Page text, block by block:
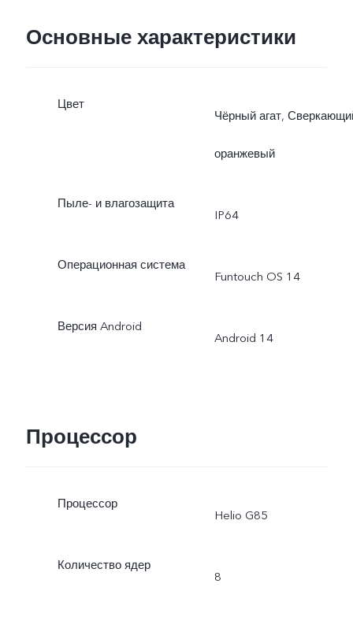
Основные характеристики
Цвет
Чёрный агат,
оранжевый
Пыле- и влагозащита
IP64
Операционная система
Funtouch OS 14
Версия Android
Android 14
Процессор
Процессор
Helio G85
Количество ядер
8